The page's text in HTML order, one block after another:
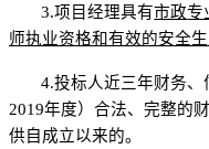
3.项目经理具有市政专
师执业资格和有效的安全生
4.投标人近三年财务、
2019年度） 合法、完整的
供自成立以来的。